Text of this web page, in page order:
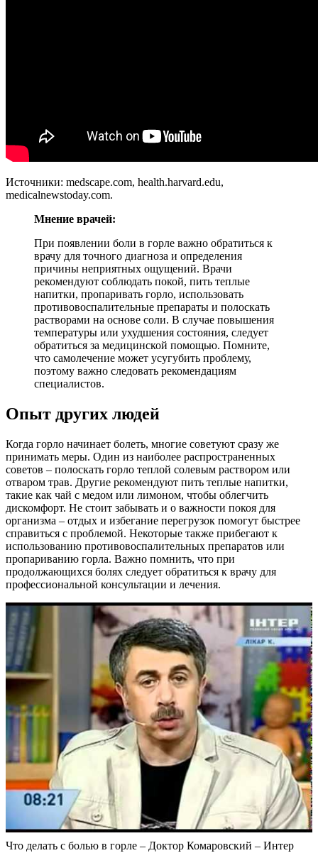
Источники: medscape.com, health.harvard.edu,
medicalnewstoday.com.
Мнение врачей:
При появлении боли в горле важно обратиться к
врачу для точного диагноза и определения
причины неприятных ощущений. Врачи
рекомендуют соблюдать покой, пить теплые
напитки, пропаривать горло, использовать
противовоспалительные препараты и полоскать
растворами на основе соли. В случае повышения
температуры или ухудшения состояния, следует
обратиться за медицинской помощью. Помните,
что самолечение может усугубить проблему,
поэтому важно следовать рекомендациям
специалистов.
Опыт других людей
Когда горло начинает болеть, многие советуют сразу же
принимать меры. Один из наиболее распространенных
советов – полоскать горло теплой солевым раствором или
отваром трав. Другие рекомендуют пить теплые напитки,
такие как чай с медом или лимоном, чтобы облегчить
дискомфорт. Не стоит забывать и о важности покоя для
организма – отдых и избегание перегрузок помогут быстрее
справиться с проблемой. Некоторые также прибегают к
использованию противовоспалительных препаратов или
пропариванию горла. Важно помнить, что при
продолжающихся болях следует обратиться к врачу для
профессиональной консультации и лечения.
Что делать с болью в горле – Доктор Комаровский – Интер